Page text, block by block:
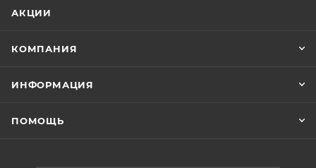
АКЦИИ
КОМПАНИЯ
ИНФОРМАЦИЯ
ПОМОЩЬ